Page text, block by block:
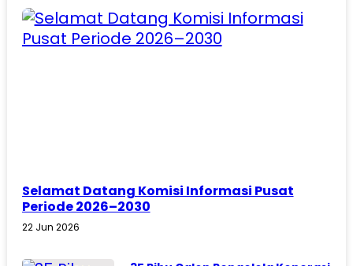
Selamat Datang Komisi Informasi Pusat
Periode 2026–2030
22 Jun 2026